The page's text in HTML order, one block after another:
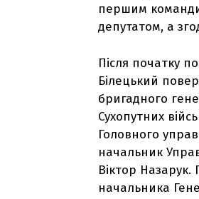
першим
депутатом, а
Після початку
Білецький
бригадного
Сухопутних
Головного
начальник
Віктор
начальника